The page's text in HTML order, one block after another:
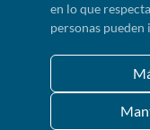
en lo que
personas